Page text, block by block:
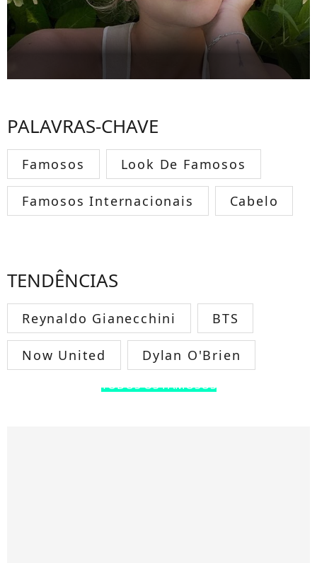
PALAVRAS-CHAVE
Famosos Look De Famosos
Famosos Internacionais Cabelo
TENDÊNCIAS
Reynaldo Gianecchini BTS
Now United Dylan O'Brien
TODOS OS FAMOSOS